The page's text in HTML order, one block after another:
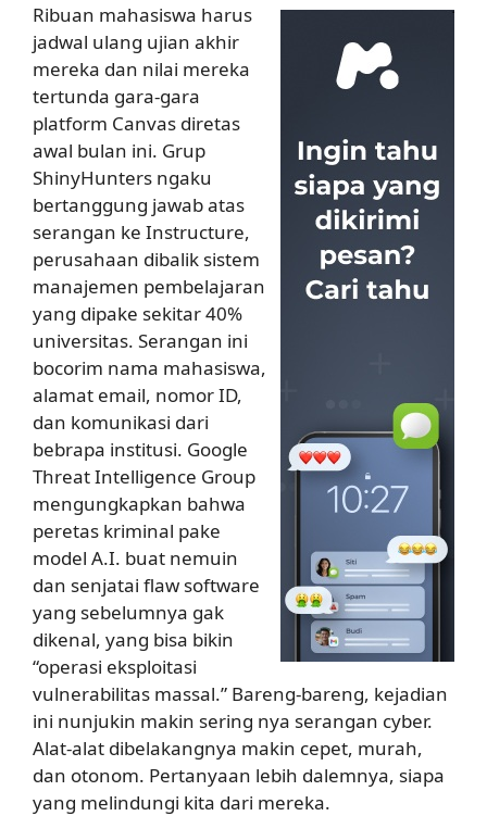
Ribuan mahasiswa harus
jadwal ulang ujian akhir
mereka dan nilai mereka
tertunda gara-gara
platform Canvas diretas
awal bulan ini. Grup
ShinyHunters ngaku
bertanggung jawab atas
serangan ke Instructure,
perusahaan dibalik sistem
manajemen pembelajaran
yang dipake sekitar 40%
universitas. Serangan ini
bocorim nama mahasiswa,
alamat email, nomor ID,
dan komunikasi dari
bebrapa institusi. Google
Threat Intelligence Group
mengungkapkan bahwa
peretas kriminal pake
model A.I. buat nemuin
dan senjatai flaw software
yang sebelumnya gak
dikenal, yang bisa bikin
“operasi eksploitasi
vulnerabilitas massal.” Bareng-bareng, kejadian
ini nunjukin makin sering nya serangan cyber.
Alat-alat dibelakangnya makin cepet, murah,
dan otonom. Pertanyaan lebih dalemnya, siapa
yang melindungi kita dari mereka.